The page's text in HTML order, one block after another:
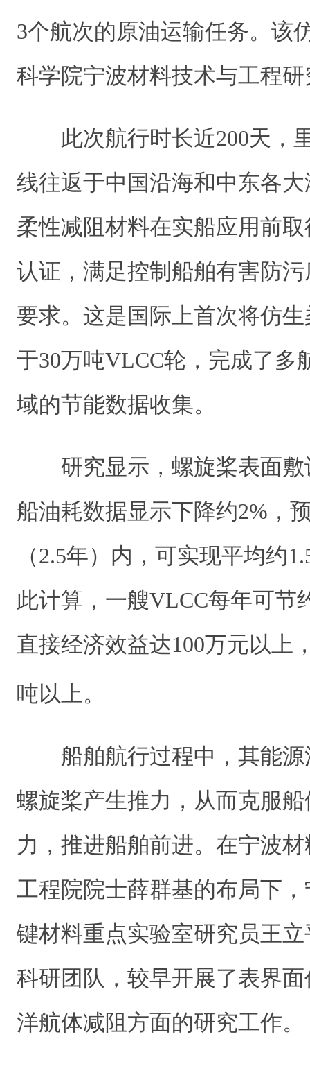
3个航次的原油运输任务。该
科学院宁波材料技术与工程
此次航行时长近200天，
线往返于中国沿海和中东各
柔性减阻材料在实船应用前
认证，满足控制船舶有害防
要求。这是国际上首次将仿
于30万吨VLCC轮，完成了多
域的节能数据收集。
研究显示，螺旋桨表面
船油耗数据显示下降约2%，
（2.5年）内，可实现平均约
此计算，一艘VLCC每年可节
直接经济效益达100万元以上
吨以上。
船舶航行过程中，其能
螺旋桨产生推力，从而克服
力，推进船舶前进。在宁波
工程院院士薛群基的布局下
键材料重点实验室研究员王
科研团队，较早开展了表界
洋航体减阻方面的研究工作。